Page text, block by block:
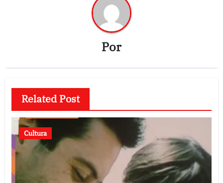
Por
Related Post
Cultura